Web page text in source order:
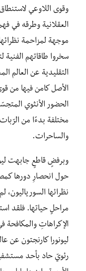
وقوى اللاوعي
العقلانية وطرقه في
موجهة لمزاحمة
سخروا طاقاتهم
التقليدية عن العالم
الأصل كامن فيها من
الحضور الأنثوي
مختلفة بدءًا من
والساحرات.
وبرفضٍ قاطعٍ جابهت
حول انحصارِ دورها
نظرائها السورياليون،
مراحلٍ حياتها. فلقد
الإكراهاتِ
رئويّ حاد بأحد